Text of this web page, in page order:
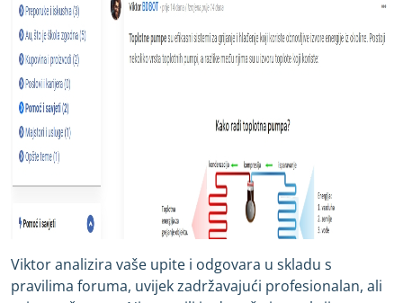
Viktor analizira vaše upite i odgovara u skladu s
pravilima foruma, uvijek zadržavajući profesionalan, ali